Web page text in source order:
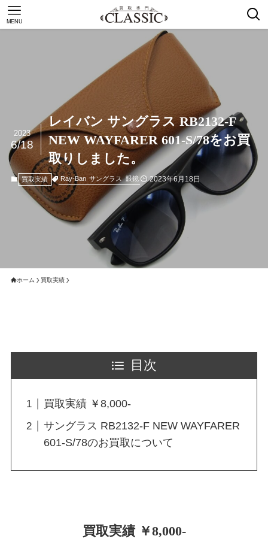
MENU
レイバン サングラス RB2132-F
NEW WAYFARER 601-S/78をお買
取りしました。
2023
6/18
買取実績 Ray-Ban サングラス 眼鏡 2023年6月18日
ホーム 買取実績
目次
買取実績 ￥8,000-
サングラス RB2132-F NEW WAYFARER
601-S/78のお買取について
買取実績 ￥8,000-